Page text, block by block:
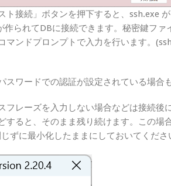
ト接続」ボタンを押下すると、ssh.exe
作られてDBに接続できます。秘密鍵ファ
マンドプロンプトで入力を行います。
スワードでの認証が設定されている場合
フレーズを入力しない場合などは接続後
すると、そのまま残り続けます。この場
ずに最小化したままにしておいてくださ